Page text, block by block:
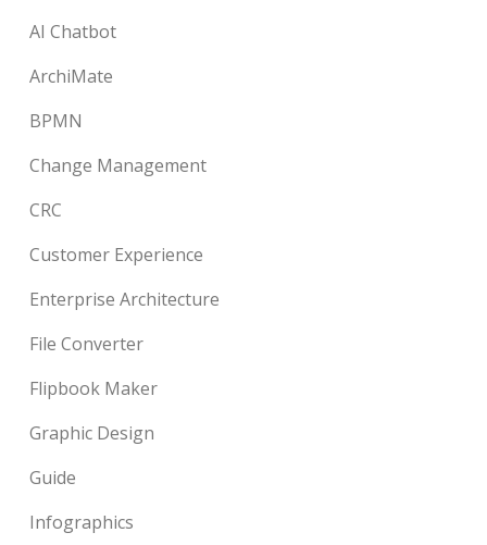
AI Chatbot
ArchiMate
BPMN
Change Management
CRC
Customer Experience
Enterprise Architecture
File Converter
Flipbook Maker
Graphic Design
Guide
Infographics